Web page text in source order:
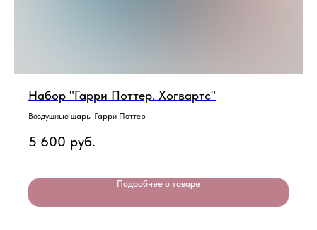
Набор "Гарри Поттер. Хогвартс"
Воздушные шары Гарри Поттер
5 600 руб.
Подробнее о товаре